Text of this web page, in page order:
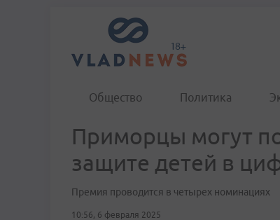
Общество Политика
Приморцы могут
защите детей в
Премия проводится в четырех номинациях
10:56, 6 февраля 2025